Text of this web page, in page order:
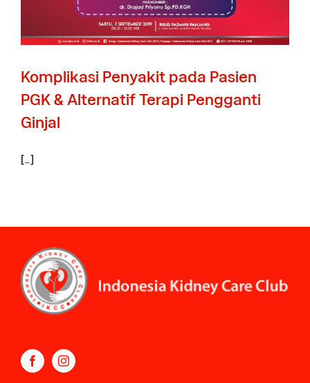
Komplikasi Penyakit pada Pasien
PGK & Alternatif Terapi Pengganti
Ginjal
[…]